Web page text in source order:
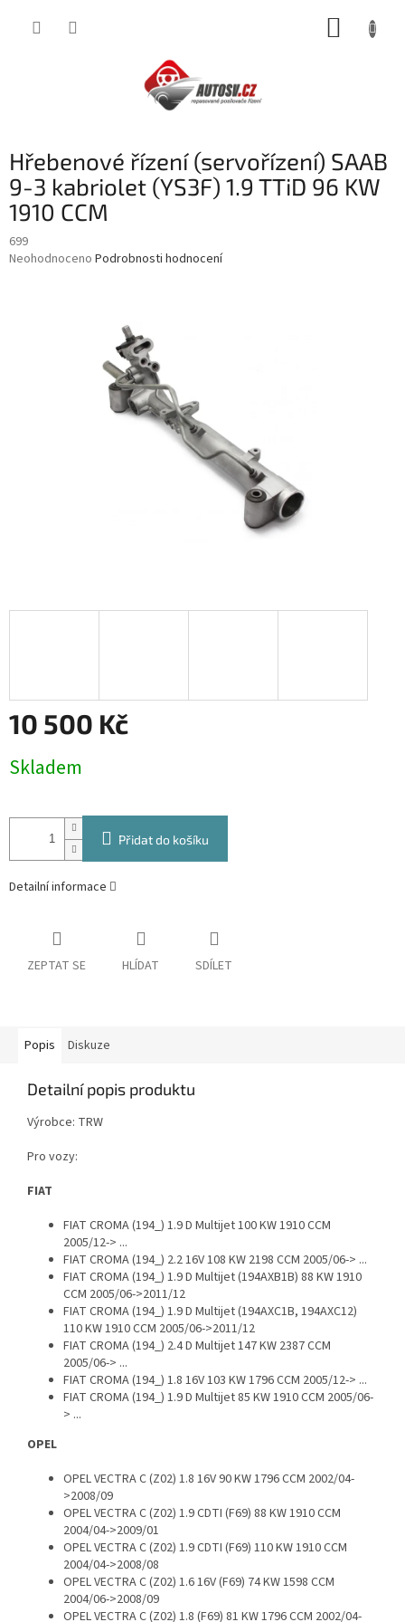
Hřebenové řízení (servořízení) SAAB
9-3 kabriolet (YS3F) 1.9 TTiD 96 KW
1910 CCM
699
Průměrné
Neohodnoceno Podrobnosti hodnocení
10 500 Kč
cena:
Skladem
Přidat do košíku
Detailní informace
ZEPTAT SE HLÍDAT SDÍLET
Popis Diskuze
Detailní popis produktu
Výrobce: TRW
Pro vozy:
FIAT
FIAT CROMA (194_) 1.9 D Multijet 100 KW 1910 CCM
2005/12-> ...
FIAT CROMA (194_) 2.2 16V 108 KW 2198 CCM 2005/06-> ...
FIAT CROMA (194_) 1.9 D Multijet (194AXB1B) 88 KW 1910
CCM 2005/06->2011/12
FIAT CROMA (194_) 1.9 D Multijet (194AXC1B, 194AXC12)
110 KW 1910 CCM 2005/06->2011/12
FIAT CROMA (194_) 2.4 D Multijet 147 KW 2387 CCM
2005/06-> ...
FIAT CROMA (194_) 1.8 16V 103 KW 1796 CCM 2005/12-> ...
FIAT CROMA (194_) 1.9 D Multijet 85 KW 1910 CCM 2005/06-
> ...
OPEL
OPEL VECTRA C (Z02) 1.8 16V 90 KW 1796 CCM 2002/04-
>2008/09
OPEL VECTRA C (Z02) 1.9 CDTI (F69) 88 KW 1910 CCM
2004/04->2009/01
OPEL VECTRA C (Z02) 1.9 CDTI (F69) 110 KW 1910 CCM
2004/04->2008/08
OPEL VECTRA C (Z02) 1.6 16V (F69) 74 KW 1598 CCM
2004/06->2008/09
OPEL VECTRA C (Z02) 1.8 (F69) 81 KW 1796 CCM 2002/04-